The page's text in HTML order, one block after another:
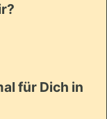
für Dich in